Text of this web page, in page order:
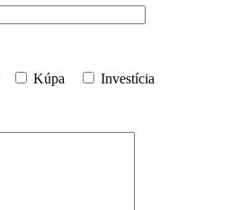
Kúpa
Investícia